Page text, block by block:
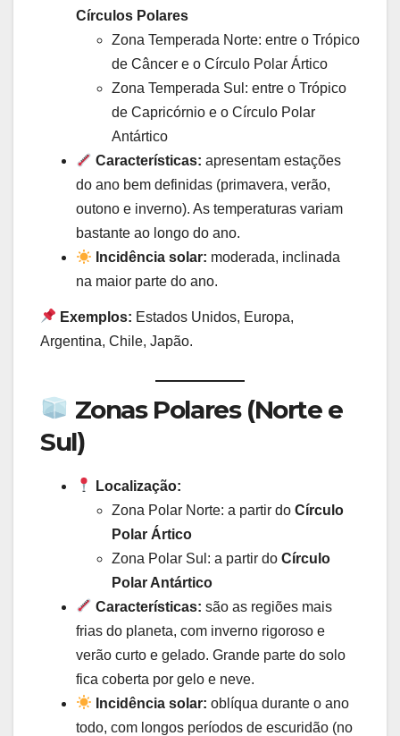
Círculos Polares
Zona Temperada Norte: entre o Trópico
de Câncer e o Círculo Polar Ártico
Zona Temperada Sul: entre o Trópico
de Capricórnio e o Círculo Polar
Antártico
Características: apresentam estações
do ano bem definidas (primavera, verão,
outono e inverno). As temperaturas variam
bastante ao longo do ano.
Incidência solar: moderada, inclinada
na maior parte do ano.
Exemplos: Estados Unidos, Europa,
Argentina, Chile, Japão.
Zonas Polares (Norte e
Sul)
Localização:
Zona Polar Norte: a partir do Círculo
Polar Ártico
Zona Polar Sul: a partir do Círculo
Polar Antártico
Características: são as regiões mais
frias do planeta, com inverno rigoroso e
verão curto e gelado. Grande parte do solo
fica coberta por gelo e neve.
Incidência solar: oblíqua durante o ano
todo, com longos períodos de escuridão (no